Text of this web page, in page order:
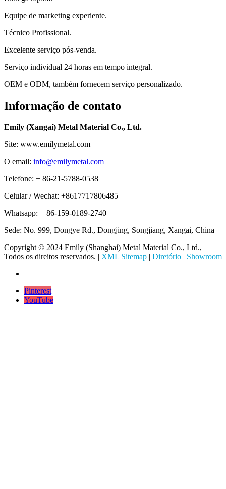
Equipe de marketing experiente.
Técnico Profissional.
Excelente serviço pós-venda.
Serviço individual 24 horas em tempo integral.
OEM e ODM, também fornecem serviço personalizado.
Informação de contato
Emily (Xangai) Metal Material Co., Ltd.
Site: www.emilymetal.com
O email: info@emilymetal.com
Telefone: + 86-21-5788-0538
Celular / Wechat: +8617717806485
Whatsapp: + 86-159-0189-2740
Sede: No. 999, Dongye Rd., Dongjing, Songjiang, Xangai, China
Copyright © 2024 Emily (Shanghai) Metal Material Co., Ltd.,
Todos os direitos reservados. | XML Sitemap | Diretório | Showroom
Pinterest
YouTube